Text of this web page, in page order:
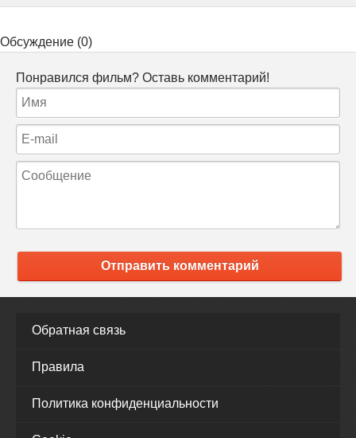
Обсуждение (0)
Понравился фильм? Оставь комментарий!
Отправить комментарий
Обратная связь
Правила
Политика конфиденциальности